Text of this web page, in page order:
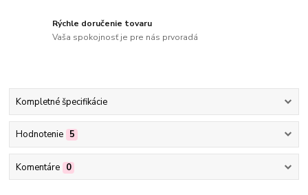
Rýchle doručenie tovaru
Vaša spokojnosť je pre nás prvoradá
Kompletné špecifikácie
Hodnotenie 5
Komentáre 0